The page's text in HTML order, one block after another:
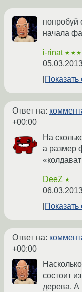
попробуй
начала
i-rinat
Показать
Ответ на:
+00:00
На
а размер
DeeZ ★
Показать
Ответ на:
+00:00
состоит
дерева. А